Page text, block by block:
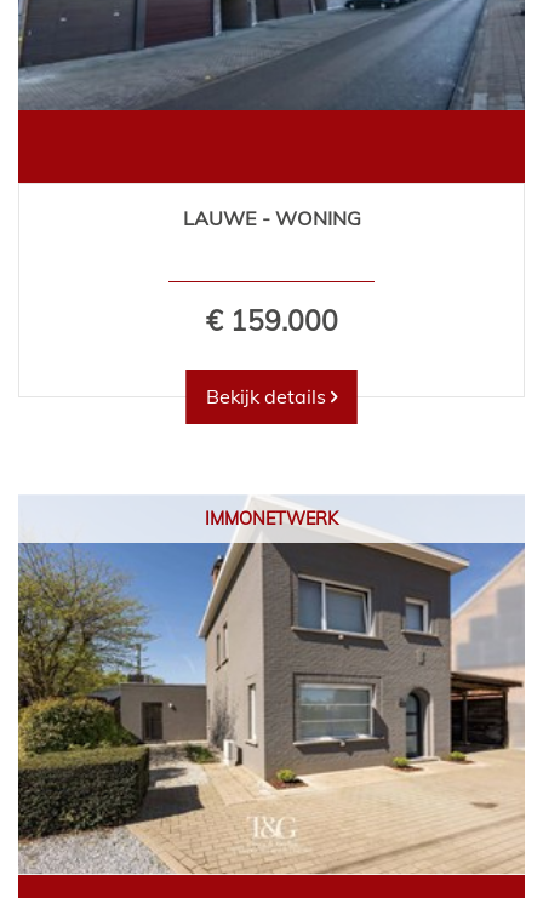
LAUWE - WONING
€ 159.000
Bekijk details
IMMONETWERK